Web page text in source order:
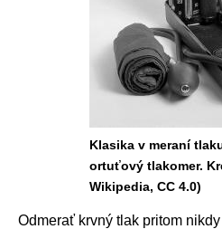
Klasika v meraní
ortuťový tlakomer.
Wikipedia, CC 4.0)
Odmerať krvný tlak pritom